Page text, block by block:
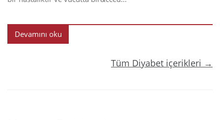
Devamını oku
Tüm Diyabet içerikleri →